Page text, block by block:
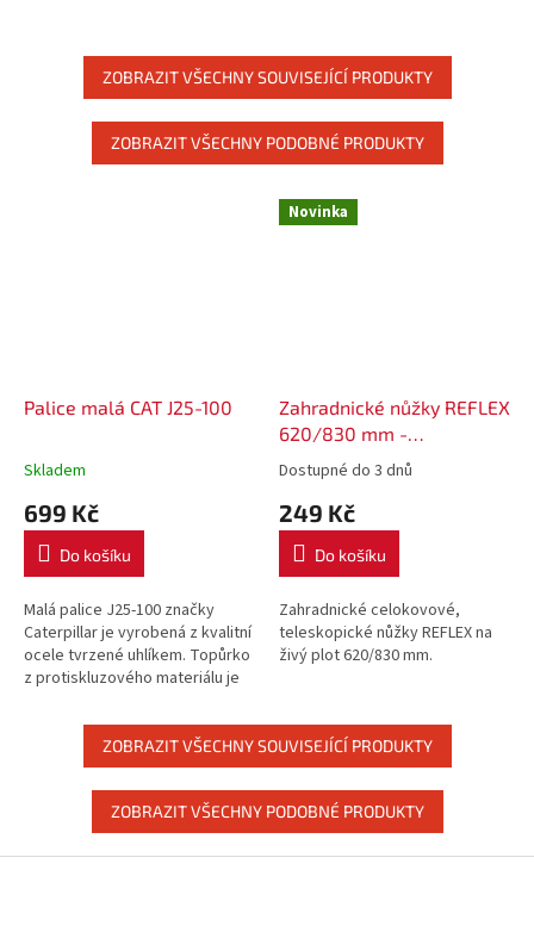
ZOBRAZIT VŠECHNY SOUVISEJÍCÍ PRODUKTY
ZOBRAZIT VŠECHNY PODOBNÉ PRODUKTY
Palice malá CAT J25-100
Skladem
699 Kč
Do košíku
Malá palice J25-100 značky
Caterpillar je vyrobená z kvalitní
ocele tvrzené uhlíkem. Topůrko
z protiskluzového materiálu je
Novinka
Zahradnické nůžky REFLEX
620/830 mm -
celokovové, teleskopické
Dostupné do 3 dnů
249 Kč
Do košíku
Zahradnické celokovové,
teleskopické nůžky REFLEX na
živý plot 620/830 mm.
ZOBRAZIT VŠECHNY SOUVISEJÍCÍ PRODUKTY
ZOBRAZIT VŠECHNY PODOBNÉ PRODUKTY